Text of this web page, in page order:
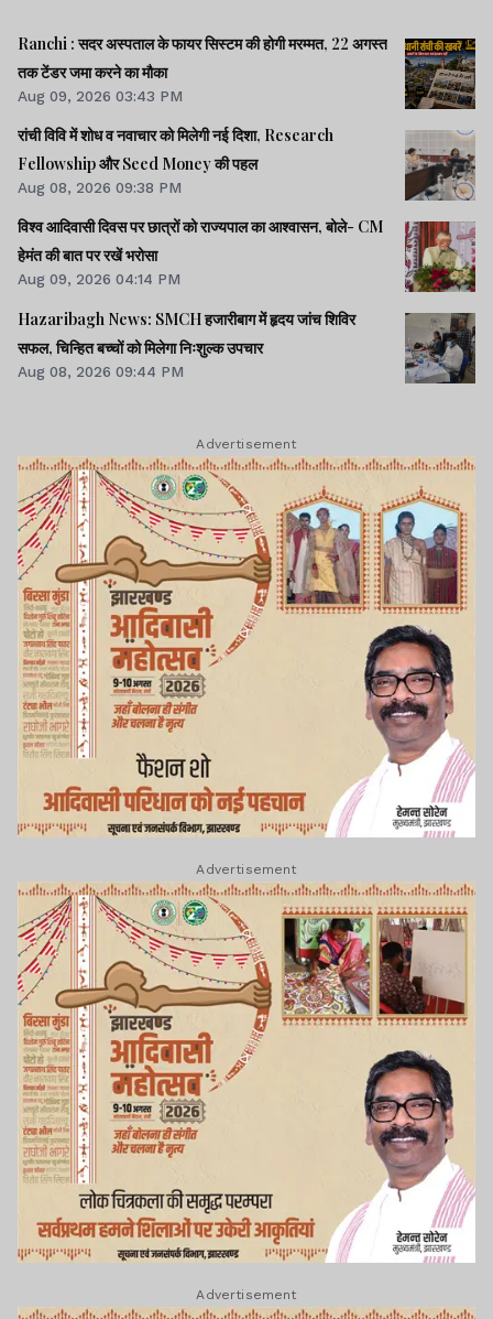
Ranchi : सदर अस्पताल के फायर सिस्टम की होगी मरम्मत, 22 अगस्त
तक टेंडर जमा करने का मौका
Aug 09, 2026 03:43 PM
रांची विवि में शोध व नवाचार को मिलेगी नई दिशा, Research
Fellowship और Seed Money की पहल
Aug 08, 2026 09:38 PM
विश्व आदिवासी दिवस पर छात्रों को राज्यपाल का आश्वासन, बोले- CM
हेमंत की बात पर रखें भरोसा
Aug 09, 2026 04:14 PM
Hazaribagh News: SMCH हजारीबाग में हृदय जांच शिविर
सफल, चिन्हित बच्चों को मिलेगा निःशुल्क उपचार
Aug 08, 2026 09:44 PM
Advertisement
Advertisement
Advertisement